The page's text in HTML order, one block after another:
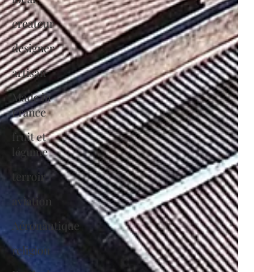
créateur
designer
artisan
Made in
France
fruit et
légume
terroir
aviation
Aéronautique
religion